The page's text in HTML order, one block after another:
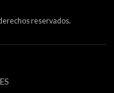
reservados.